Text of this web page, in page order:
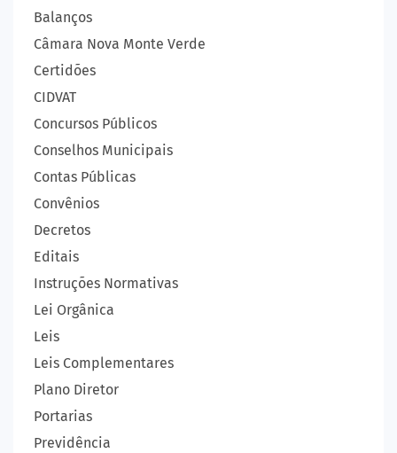
Balanços
Câmara Nova Monte Verde
Certidões
CIDVAT
Concursos Públicos
Conselhos Municipais
Contas Públicas
Convênios
Decretos
Editais
Instruções Normativas
Lei Orgânica
Leis
Leis Complementares
Plano Diretor
Portarias
Previdência